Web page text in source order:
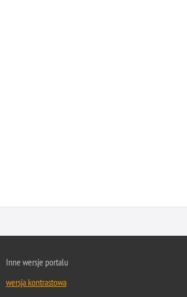
Inne wersje portalu
wersja kontrastowa